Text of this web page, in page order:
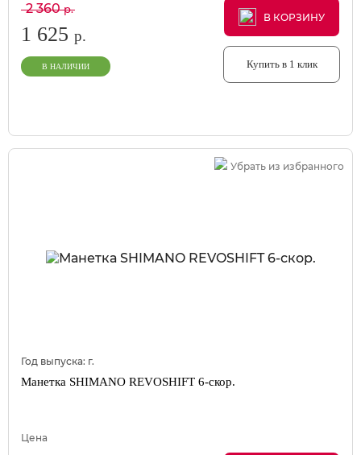
2 360р.
1 625 р.
В НАЛИЧИИ
В КОРЗИНУ
В КОРЗИНУ
В КОРЗИНУ
Купить в 1 клик
Убрать из избранного
Год выпуска: г.
Манетка SHIMANO REVOSHIFT 6-скор.
Цена